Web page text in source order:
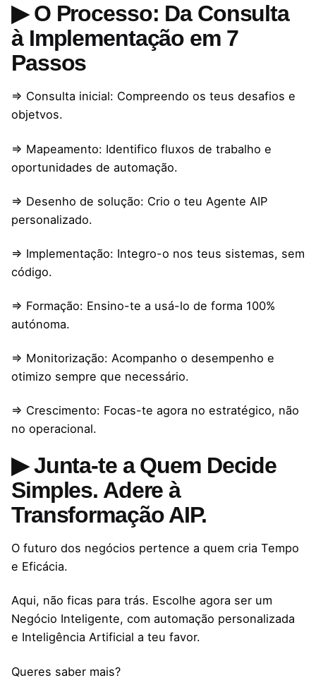
▶ O Processo: Da Consulta
à Implementação em 7
Passos
⇒ Consulta inicial: Compreendo os teus desafios e
objetvos.
⇒ Mapeamento: Identifico fluxos de trabalho e
oportunidades de automação.
⇒ Desenho de solução: Crio o teu Agente AIP
personalizado.
⇒ Implementação: Integro-o nos teus sistemas, sem
código.
⇒ Formação: Ensino-te a usá-lo de forma 100%
autónoma.
⇒ Monitorização: Acompanho o desempenho e
otimizo sempre que necessário.
⇒ Crescimento: Focas-te agora no estratégico, não
no operacional.
▶ Junta-te a Quem Decide
Simples. Adere à
Transformação AIP.
O futuro dos negócios pertence a quem cria Tempo
e Eficácia.
Aqui, não ficas para trás. Escolhe agora ser um
Negócio Inteligente, com automação personalizada
e Inteligência Artificial a teu favor.
Queres saber mais?